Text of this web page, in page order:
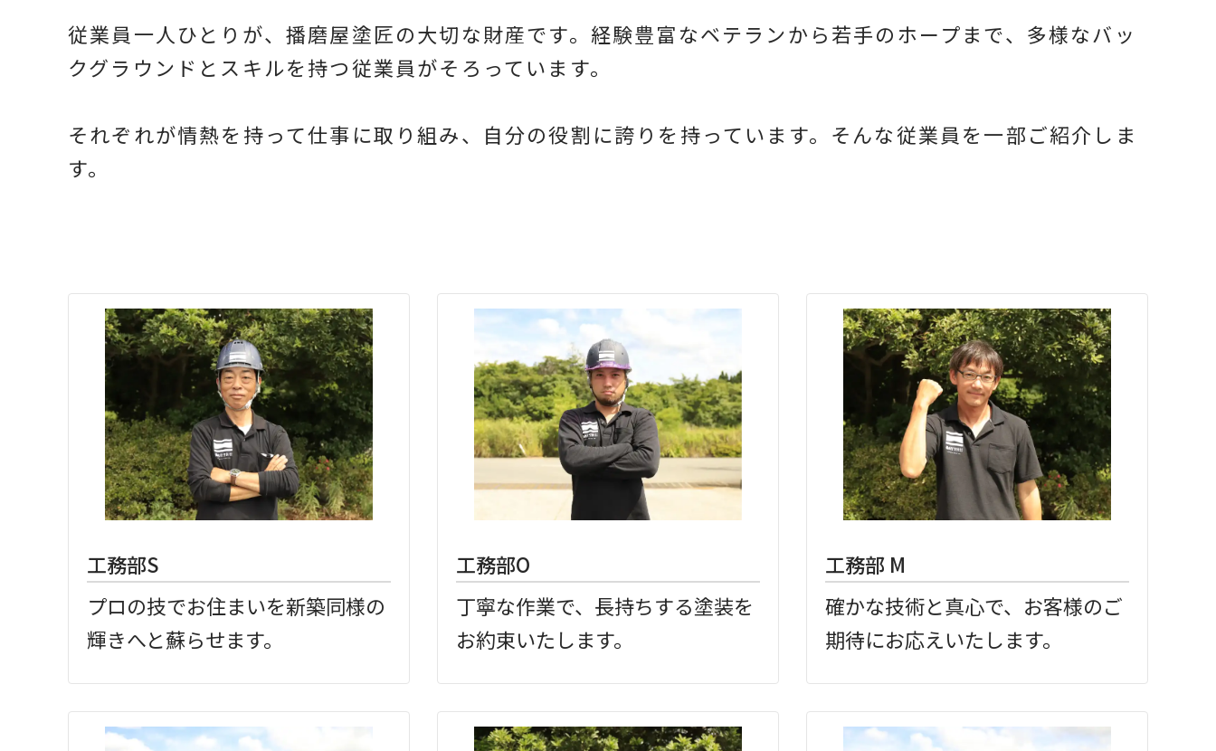
従業員一人ひとりが、播磨屋塗匠の大切な財産です。経験豊富なベテランから若手のホープまで、多様なバッ
クグラウンドとスキルを持つ従業員がそろっています。
それぞれが情熱を持って仕事に取り組み、自分の役割に誇りを持っています。そんな従業員を一部ご紹介しま
す。
工務部S
プロの技でお住まいを新築同様の
輝きへと蘇らせます。
工務部O
丁寧な作業で、長持ちする塗装を
お約束いたします。
工務部 M
確かな技術と真心で、お客様のご
期待にお応えいたします。